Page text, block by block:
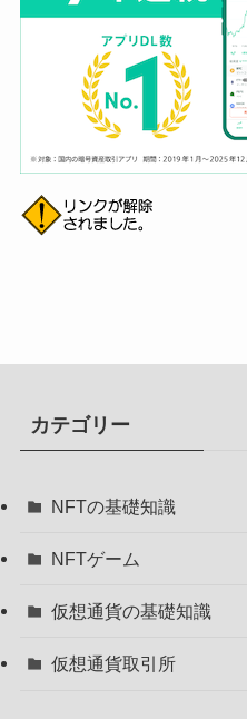
カテゴリー
NFTの基礎知識
NFTゲーム
仮想通貨の基礎知識
仮想通貨取引所